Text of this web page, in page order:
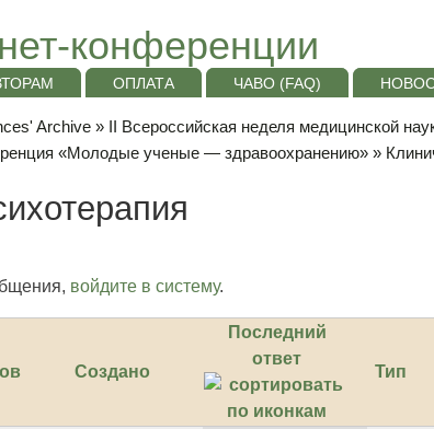
конференции
ОПЛАТА ЧАВО (FAQ)
Archive » II Всероссийская неделя медицинской
«Молодые ученые — здравоохранению» »
войдите в систему.
Создано
Последний
ответ
Тип